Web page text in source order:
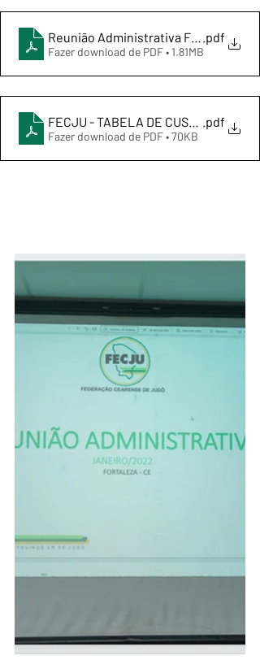
Reunião Administrativa FECJU 2022
.pdf
Fazer download de PDF • 1.81MB
FECJU - TABELA DE CUSTAS - 2022
.pdf
Fazer download de PDF • 70KB